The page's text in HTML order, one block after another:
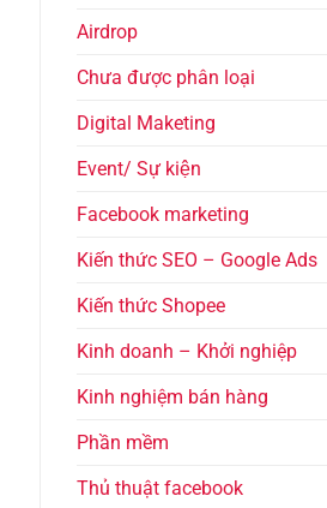
Airdrop
Chưa được phân loại
Digital Maketing
Event/ Sự kiện
Facebook marketing
Kiến thức SEO – Google Ads
Kiến thức Shopee
Kinh doanh – Khởi nghiệp
Kinh nghiệm bán hàng
Phần mềm
Thủ thuật facebook